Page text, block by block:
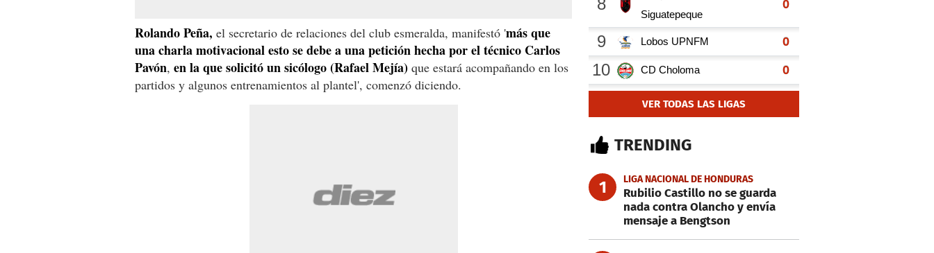
Rolando Peña, el secretario de relaciones del club esmeralda, manifestó 'más que
una charla motivacional esto se debe a una petición hecha por el técnico Carlos
Pavón, en la que solicitó un sicólogo (Rafael Mejía) que estará acompañando en los
partidos y algunos entrenamientos al plantel', comenzó diciendo.
VER TODAS LAS LIGAS
TRENDING
1 LIGA NACIONAL DE HONDURAS
Rubilio Castillo no se guarda
nada contra Olancho y envía
mensaje a Bengtson